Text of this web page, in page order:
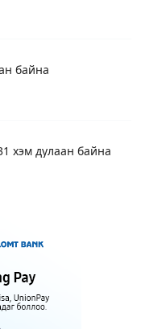
байна
хэм дулаан байна
цаг агаарын